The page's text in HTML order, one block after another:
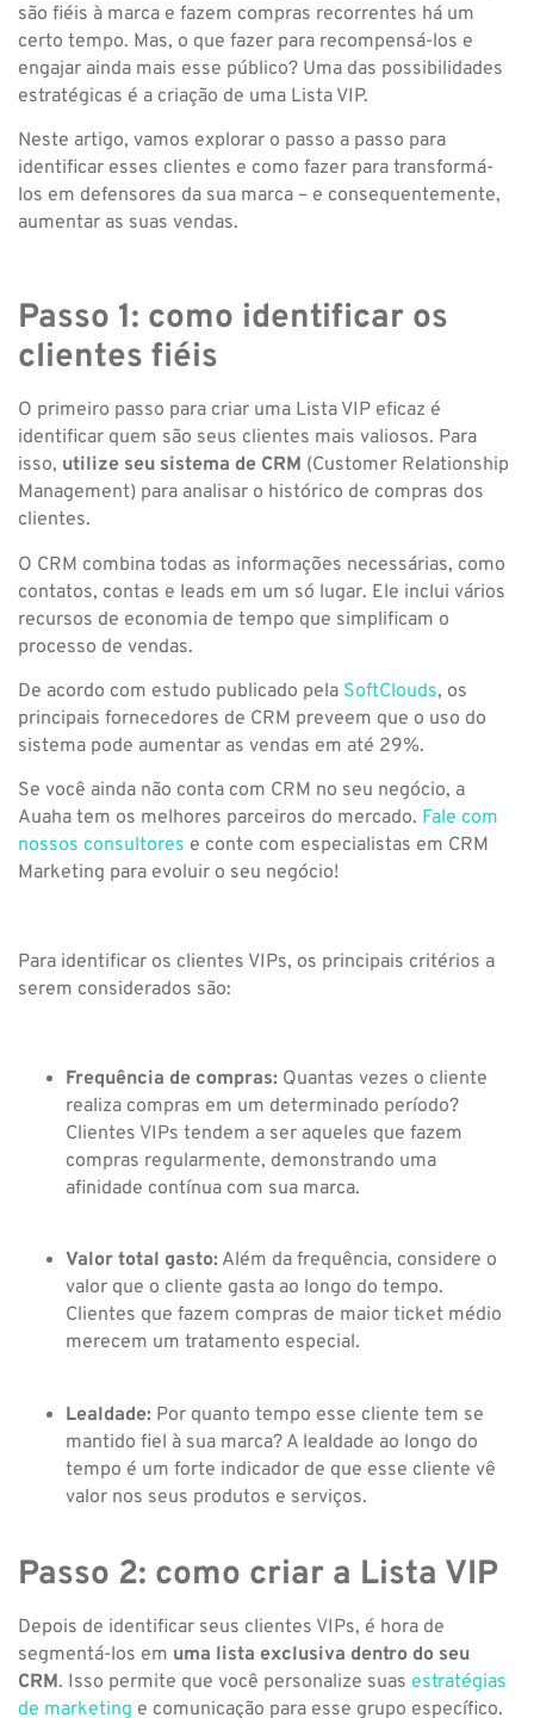
são fiéis à marca e fazem compras recorrentes há um
certo tempo. Mas, o que fazer para recompensá-los e
engajar ainda mais esse público? Uma das possibilidades
estratégicas é a criação de uma Lista VIP.
Neste artigo, vamos explorar o passo a passo para
identificar esses clientes e como fazer para transformá-
los em defensores da sua marca – e consequentemente,
aumentar as suas vendas.
Passo 1: como identificar os
clientes fiéis
O primeiro passo para criar uma Lista VIP eficaz é
identificar quem são seus clientes mais valiosos. Para
isso, utilize seu sistema de CRM (Customer Relationship
Management) para analisar o histórico de compras dos
clientes.
O CRM combina todas as informações necessárias, como
contatos, contas e leads em um só lugar. Ele inclui vários
recursos de economia de tempo que simplificam o
processo de vendas.
De acordo com estudo publicado pela SoftClouds, os
principais fornecedores de CRM preveem que o uso do
sistema pode aumentar as vendas em até 29%.
Se você ainda não conta com CRM no seu negócio, a
Auaha tem os melhores parceiros do mercado. Fale com
nossos consultores e conte com especialistas em CRM
Marketing para evoluir o seu negócio!
Para identificar os clientes VIPs, os principais critérios a
serem considerados são:
Frequência de compras: Quantas vezes o cliente
realiza compras em um determinado período?
Clientes VIPs tendem a ser aqueles que fazem
compras regularmente, demonstrando uma
afinidade contínua com sua marca.
Valor total gasto: Além da frequência, considere o
valor que o cliente gasta ao longo do tempo.
Clientes que fazem compras de maior ticket médio
merecem um tratamento especial.
Lealdade: Por quanto tempo esse cliente tem se
mantido fiel à sua marca? A lealdade ao longo do
tempo é um forte indicador de que esse cliente vê
valor nos seus produtos e serviços.
Passo 2: como criar a Lista VIP
Depois de identificar seus clientes VIPs, é hora de
segmentá-los em uma lista exclusiva dentro do seu
CRM. Isso permite que você personalize suas estratégias
de marketing e comunicação para esse grupo específico.